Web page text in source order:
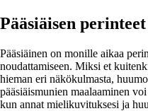
Pääsiäisen
Pääsiäinen on monille aikaa
noudattamiseen. Miksi et
hieman eri näkökulmasta,
pääsiäismunien maalaaminen
kun annat mielikuvituksesi ja